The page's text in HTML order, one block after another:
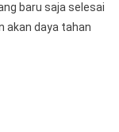
baru saja selesai
akan daya tahan